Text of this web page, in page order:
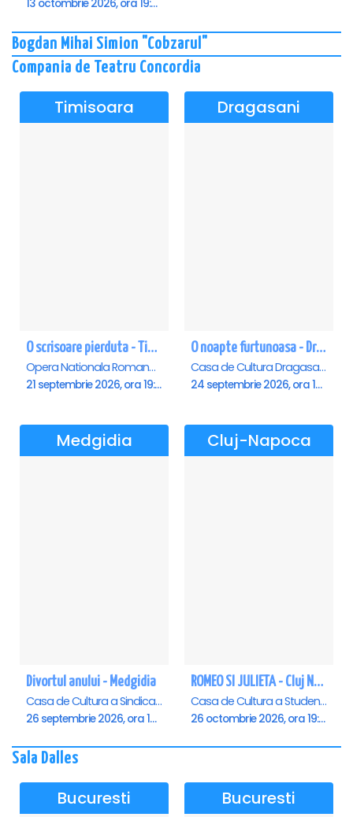
13 octombrie 2026, ora 19:00
Bogdan Mihai Simion "Cobzarul"
Compania de Teatru Concordia
Timisoara
O scrisoare pierduta - Timisoara
Opera Nationala Romana , Timisoara
21 septembrie 2026, ora 19:00
Dragasani
O noapte furtunoasa - Dragasani
Casa de Cultura Dragasani, Dragasani
24 septembrie 2026, ora 19:00
Medgidia
Divortul anului - Medgidia
Casa de Cultura a Sindicatelor Lucian Grigorescu, Medgidia
26 septembrie 2026, ora 19:00
Cluj-Napoca
ROMEO SI JULIETA - Cluj Napoca
Casa de Cultura a Studentilor Dumitru Farcas, Cluj-Napoca
26 octombrie 2026, ora 19:00
Sala Dalles
Bucuresti Bucuresti